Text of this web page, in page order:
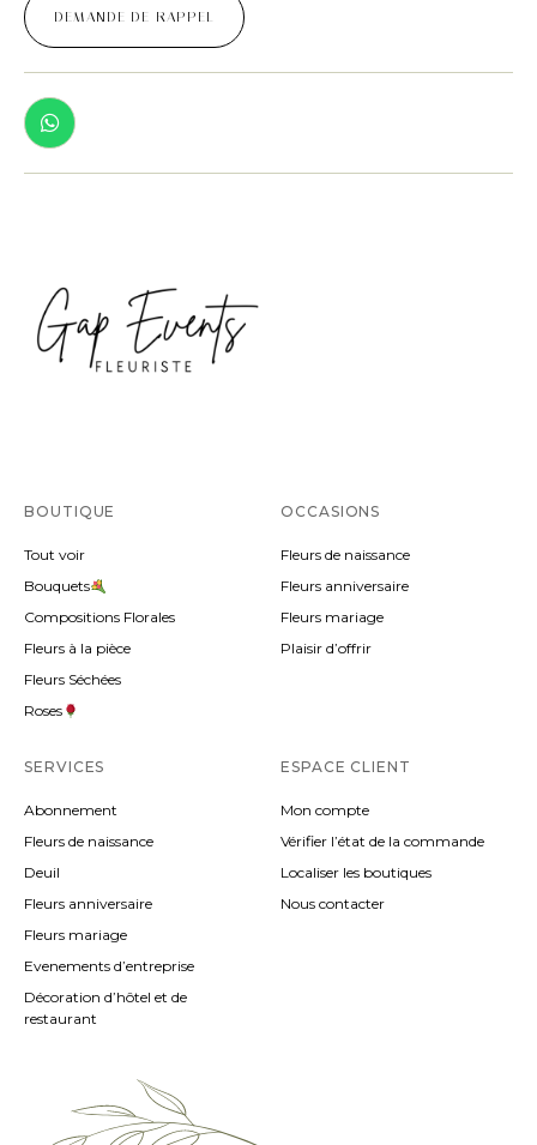
DEMANDE DE RAPPEL
BOUTIQUE
Tout voir
Bouquets
Compositions Florales
Fleurs à la pièce
Fleurs Séchées
Roses
OCCASIONS
Fleurs de naissance
Fleurs anniversaire
Fleurs mariage
Plaisir d’offrir
SERVICES
Abonnement
Fleurs de naissance
Deuil
Fleurs anniversaire
Fleurs mariage
Evenements d’entreprise
Décoration d’hôtel et de
restaurant
ESPACE CLIENT
Mon compte
Vérifier l’état de la commande
Localiser les boutiques
Nous contacter